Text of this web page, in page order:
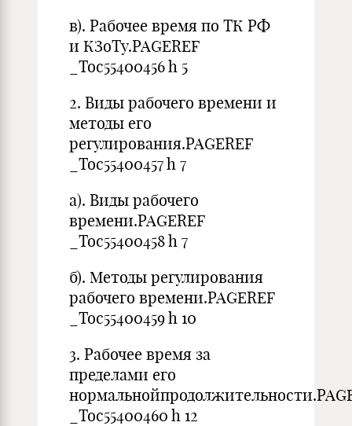
в). Рабочее время по ТК РФ
и КЗоТу.PAGEREF
_Toc55400456 h 5
2. Виды рабочего времени и
методы его
регулирования.PAGEREF
_Toc55400457 h 7
а). Виды рабочего
времени.PAGEREF
_Toc55400458 h 7
б). Методы регулирования
рабочего времени.PAGEREF
_Toc55400459 h 10
3. Рабочее время за
пределами его
_Toc55400460 h 12